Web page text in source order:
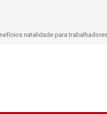
natalidade para